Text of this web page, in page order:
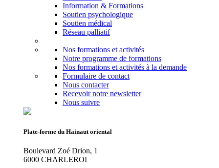
Information & Formations
Soutien psychologique
Soutien médical
Réseau palliatif
Nos formations et activités
Notre programme de formations
Nos formations et activités à la demande
Formulaire de contact
Nous contacter
Recevoir notre newsletter
Nous suivre
Plate-forme du Hainaut oriental
Boulevard Zoé Drion, 1
6000 CHARLEROI